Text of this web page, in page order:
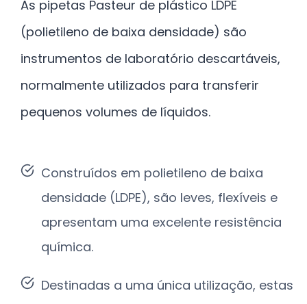
As pipetas Pasteur de plástico LDPE
(polietileno de baixa densidade) são
instrumentos de laboratório descartáveis,
normalmente utilizados para transferir
pequenos volumes de líquidos.
Construídos em polietileno de baixa
densidade (LDPE), são leves, flexíveis e
apresentam uma excelente resistência
química.
Destinadas a uma única utilização, estas